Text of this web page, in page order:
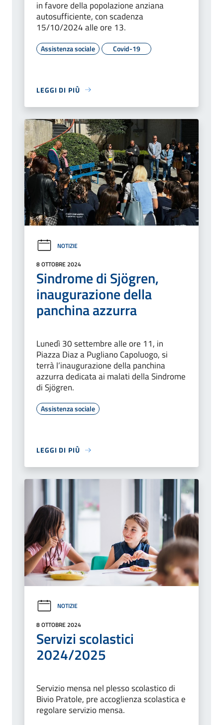
in favore della popolazione anziana
autosufficiente, con scadenza
15/10/2024 alle ore 13.
Assistenza sociale Covid-19
LEGGI DI PIÙ
NOTIZIE
8 OTTOBRE 2024
Sindrome di Sjögren,
inaugurazione della
panchina azzurra
Lunedì 30 settembre alle ore 11, in
Piazza Diaz a Pugliano Capoluogo, si
terrà l’inaugurazione della panchina
azzurra dedicata ai malati della Sindrome
di Sjögren.
Assistenza sociale
LEGGI DI PIÙ
NOTIZIE
8 OTTOBRE 2024
Servizi scolastici
2024/2025
Servizio mensa nel plesso scolastico di
Bivio Pratole, pre accoglienza scolastica e
regolare servizio mensa.